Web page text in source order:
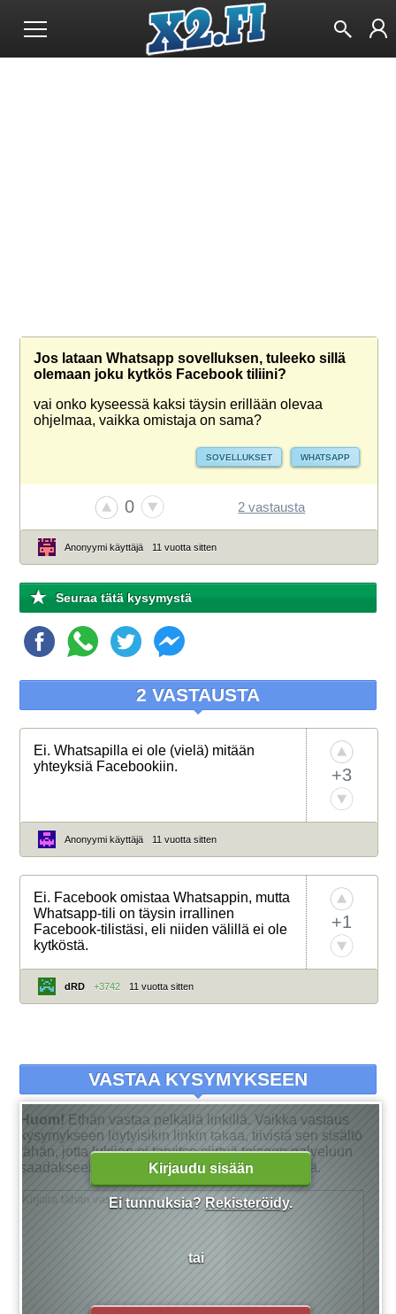
Jos lataan Whatsapp sovelluksen, tuleeko sillä
olemaan joku kytkös Facebook tiliini?
vai onko kyseessä kaksi täysin erillään olevaa
ohjelmaa, vaikka omistaja on sama?
SOVELLUKSET WHATSAPP
0 2 vastausta
Anonyymi käyttäjä 11 vuotta sitten
Seuraa tätä kysymystä
2 VASTAUSTA
Ei. Whatsapilla ei ole (vielä) mitään
yhteyksiä Facebookiin.
+3
Anonyymi käyttäjä 11 vuotta sitten
Ei. Facebook omistaa Whatsappin, mutta
Whatsapp-tili on täysin irrallinen
Facebook-tilistäsi, eli niiden välillä ei ole
kytköstä.
+1
dRD +3742 11 vuotta sitten
Kirjaudu sisään
Ei tunnuksia? Rekisteröidy.
tai
VASTAA KYSYMYKSEEN
Huom! Ethän vastaa pelkällä linkillä. Vaikka vastaus
kysymykseen löytyisikin linkin takaa, tiivistä sen sisältö
tähän, jotta lukijan ei tarvitse siirtyä toiseen palveluun
saadakseen tarkan vastauksen kysymykseensä.